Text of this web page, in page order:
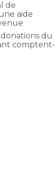
de
aide
donations du
comptent-